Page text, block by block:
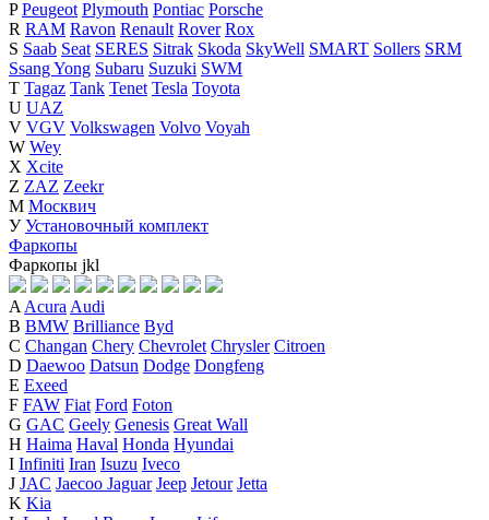
P Peugeot Plymouth Pontiac Porsche
R RAM Ravon Renault Rover Rox
S Saab Seat SERES Sitrak Skoda SkyWell SMART Sollers SRM
Ssang Yong Subaru Suzuki SWM
T Tagaz Tank Tenet Tesla Toyota
U UAZ
V VGV Volkswagen Volvo Voyah
W Wey
X Xcite
Z ZAZ Zeekr
М Москвич
У Установочный комплект
Фаркопы
Фаркопы jkl
A Acura Audi
B BMW Brilliance Byd
C Changan Chery Chevrolet Chrysler Citroen
D Daewoo Datsun Dodge Dongfeng
E Exeed
F FAW Fiat Ford Foton
G GAC Geely Genesis Great Wall
H Haima Haval Honda Hyundai
I Infiniti Iran Isuzu Iveco
J JAC Jaecoo Jaguar Jeep Jetour Jetta
K Kia